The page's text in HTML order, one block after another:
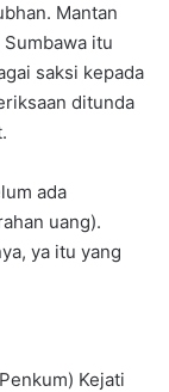
Mantan
Sumbawa itu
saksi kepada
ditunda
ada
uang).
ya itu yang
Kejati